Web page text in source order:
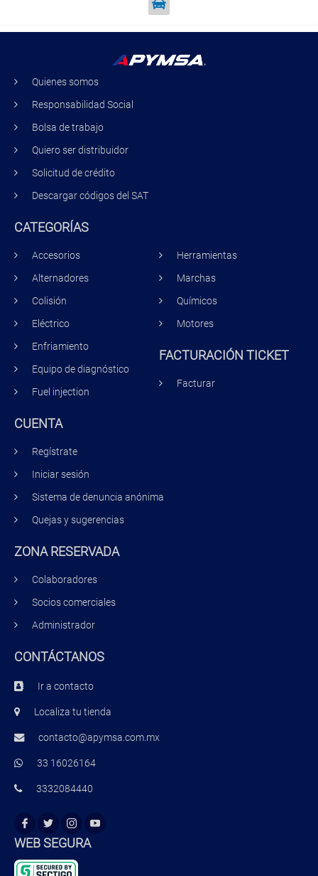
Quienes somos
Responsabilidad Social
Bolsa de trabajo
Quiero ser distribuidor
Solicitud de crédito
Descargar códigos del SAT
CATEGORÍAS
Accesorios
Alternadores
Colisión
Eléctrico
Enfriamiento
Equipo de diagnóstico
Fuel injection
Herramientas
Marchas
Químicos
Motores
FACTURACIÓN TICKET
Facturar
CUENTA
Regístrate
Iniciar sesión
Sistema de denuncia anónima
Quejas y sugerencias
ZONA RESERVADA
Colaboradores
Socios comerciales
Administrador
CONTÁCTANOS
Ir a contacto
Localiza tu tienda
contacto@apymsa.com.mx
33 16026164
3332084440
WEB SEGURA